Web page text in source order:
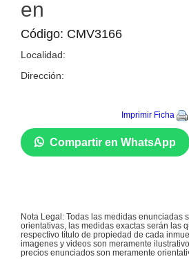
en
Código: CMV3166
Localidad:
Dirección:
Imprimir Ficha
Compartir en WhatsApp
Nota Legal: Todas las medidas enunciadas
orientativas, las medidas exactas serán las
respectivo título de propiedad de cada
imagenes y videos son meramente
precios enunciados son meramente